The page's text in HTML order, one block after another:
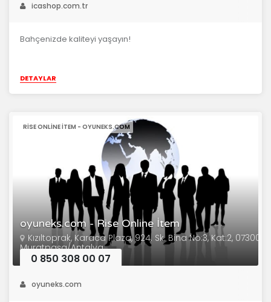
icashop.com.tr
Bahçenizde kaliteyi yaşayın!
DETAYLAR
oyuneks.com - Rise Online İtem
RISE ONLINE İTEM - OYUNEKS.COM
Kızıltoprak, Karaca Plaza, 924. Sk. Bina No:3, Kat:2, 07300
Muratpaşa/Antalya
0 850 308 00 07
oyuneks.com